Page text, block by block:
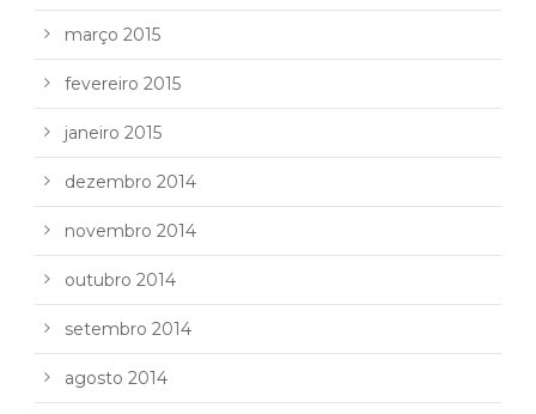
março 2015
fevereiro 2015
janeiro 2015
dezembro 2014
novembro 2014
outubro 2014
setembro 2014
agosto 2014